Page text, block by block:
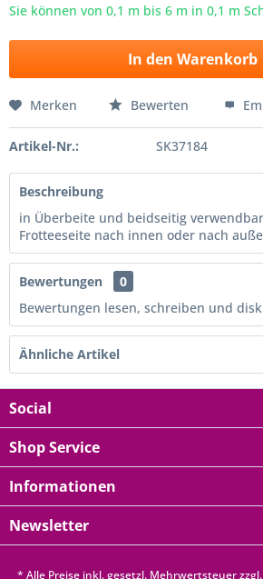
Sie können von 0,1 m bis 6 m in 0,1 m
In den Warenkorb
Merken Bewerten
Artikel-Nr.: SK37184
Beschreibung
in Überbeite und beidseitig
Frotteeseite nach innen oder nach
Bewertungen
0
Bewertungen lesen, schreiben und
Ähnliche Artikel
Social
Shop Service
Informationen
Newsletter
* Alle Preise inkl. gesetzl. Mehrwertsteuer zzgl.